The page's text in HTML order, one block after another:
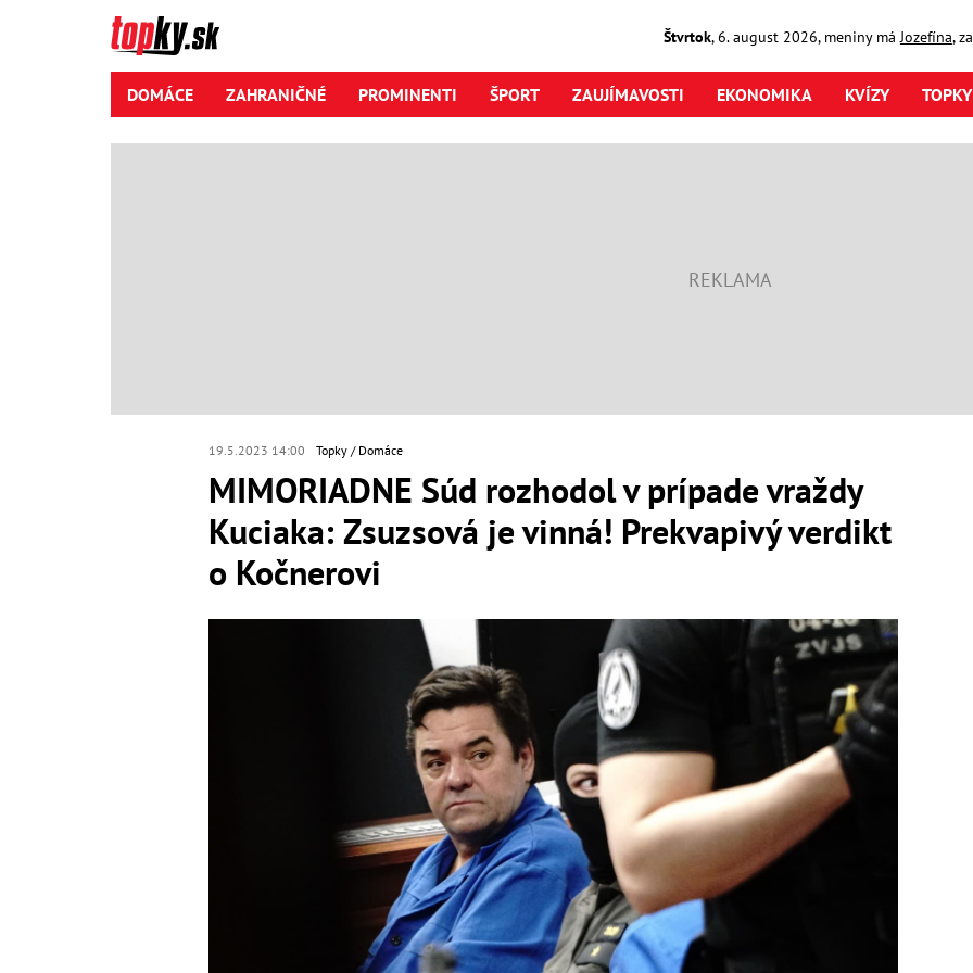
Štvrtok,6. august2026, meniny má Jozefína,
DOMÁCE ZAHRANIČNÉ PROMINENTI ŠPORT ZAUJÍMAVOSTI EKONOMIKA KVÍZY
19.5.2023 14:00 Topky Domáce
MIMORIADNE Súd rozhodol v prípade vraždy
Kuciaka: Zsuzsová je vinná! Prekvapivý verdikt
o Kočnerovi